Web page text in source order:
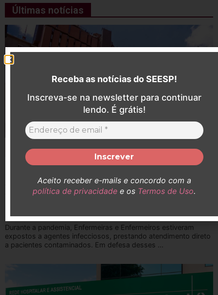
Últimas notícias
adicional de insalubridade de Enfermeiras (os)
que atuaram no Hospital Santa Catarina durante a
Durante a pandemia, Enfermeiras e Enfermeiros estiveram
expostos a agentes infecciosos, prestando atendimento direto
a pacientes contaminados. Em defesa desses ...
Receba as notícias do SEESP!
Inscreva-se na newsletter para continuar
lendo. É grátis!
Aceito receber e-mails e concordo com a
política de privacidade e os Termos de Uso.